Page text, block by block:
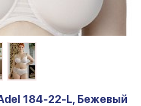
184-22-L, Бежевый